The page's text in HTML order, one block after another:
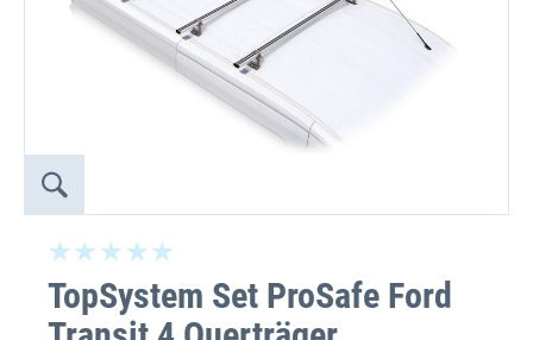
TopSystem Set ProSafe Ford